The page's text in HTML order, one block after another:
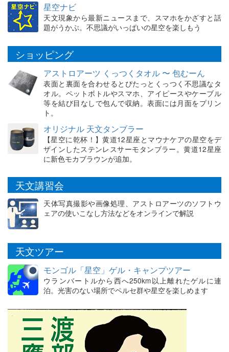
星空ナビ
天文現象から最新ニュースまで、スマホをかざすと話
題がうかぶ。不思議がいっぱいの星空を楽しもう
ショッピング
アストロアーツ くっつくタオル 〜 包むーん
表面と裏面を合わせるとぴたっとくっつく不思議なタ
オル。ペットボトルやスマホ、アイピースやケーブル
等を結び目なしで包んで収納。表面には月面をプリン
ト。
オリジナル 天文タンブラー
【星空に乾杯！】黄道12星座とマウナケアの星空をデ
ザインしたステンレスサーモタンブラー。黄道12星座
に新色モカブラウンが追加。
天文講習会
天体写真撮影や画像処理、アストロアーツのソフトウ
ェアの使いこなし方法などをオンラインで解説
天文ツアー
モンゴル「星空」ゲル・キャンプツアー
ウランバートルから西へ250km以上離れたゲルに連
泊。光害のない場所でペルセ群や星空を楽しめます